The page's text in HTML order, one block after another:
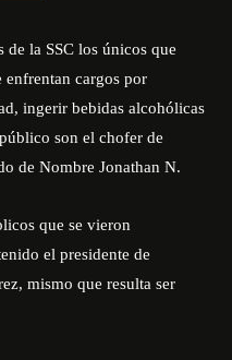
de la SSC los únicos que
cargos por
ingerir bebidas alcohólicas
son el chofer de
de Nombre Jonathan N.
que se vieron
el presidente de
mismo que resulta ser